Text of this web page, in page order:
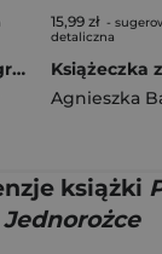
Zwierzątka w ogrodzie. Labirynty z ruchomymi elementami
15,99 zł -
detaliczna
Agnieszka
książki